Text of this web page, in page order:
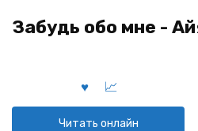
Забудь обо мне -
Читать онлайн